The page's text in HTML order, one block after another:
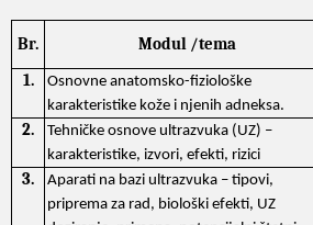
Br. Modul /tema
1.
Osnovne anatomsko-fiziološke
karakteristike kože i njenih adneksa.
2.
Tehničke osnove ultrazvuka (UZ) –
karakteristike, izvori, efekti, rizici
3.
Аparati na bazi ultrazvuka – tipovi,
priprema za rad, biološki efekti, UZ